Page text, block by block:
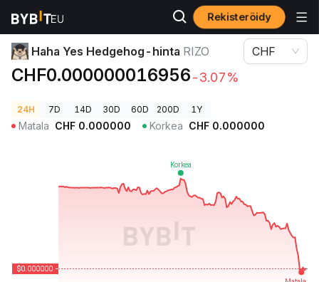
Rekisteröidy
Kryptohinnat Haha Yes Hedgehog-hinta RIZO
Haha Yes Hedgehog-hinta RIZO
CHF0.000000016956-3.07%
CHF
24H 7D 14D 30D 60D 200D 1Y
Matala CHF 0.000000 Korkea CHF 0.000000